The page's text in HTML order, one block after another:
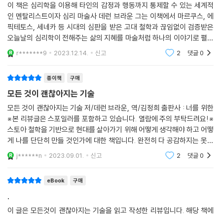
데런 브라운 역시 매일 아침 딱 5분 동안 그날 할 일, 자기 자신을 실망시킬
만한 일, 겪게될지 모르는 곤란한 상황을 머릿속에 그려보라고 권한다. ‘오
늘 스스로 실망스럽고 후회할 행동을 할 만한 위험이 있는가?’ ‘머릿속으로
미리 연습해서 그때 쉽게 적용할 수 있는 대안은 무엇인가?’ 예측 명상은
우리가 흔히 명상이라고 알고 있는 마음 챙김 명상을 수용하면서 열린 마
음으로 그날 하루를 짐작해보는 시간이다. 이 시간은 매일매일 반복되는
스트레스와 불 안한 감정을 줄이고, ‘나 자신’과 ‘나의 이야기 틀’을 알게 도
와줄 것이다.
마르쿠스는 “다른 사람이 무슨 생각을 하는지 몰라서 불행해지는 사람은
없다. 하지만 우리가 스스로 무슨 생각을 하는지 모르면 반드시 불행해진
다”고 조언을 건네기도 했다. 그만큼 우리 자신의 생각, 즉 ‘나의 이야기
틀’이 중요하다는 이야기다. 이 책 『모든 것이 괜찮아지는 기술』 을 통해 우
한 삶 에서 정말 모든 것이 괜찮아지는 마법의 순간을 마주할 수 있을 것이
이 책은 심리학을 이용해 타인의 감정과 행동까지 통제할 수 있는 세계적
인 멘탈리스트이자 심리 마술사 데런 브라운 그는 이책에서 마르쿠스, 에
픽테토스, 세네카 등 시대의 심판을 받은 고대 철학과 끊임없이 검증받은
오늘날의 심리학이 전해주는 삶의 지혜를 마술처럼 하나의 이야기로 펼쳐
보인다.특히, 불안·분노·스트레스에 휘둘리지 않는 방법으로, 저자권을 강
조한다. 우리가 삶
r*******9 2023.12.14. 신고 2 댓글0
종이책 구매
모든 것이 괜찮아지는 기술
모든 것이 괜찮아지는 기술 저/데런 브라운, 역/김정희 출판사 : 너를 위한
※본 리뷰글은 스포일러를 포함하고 있습니다. 열람에 주의 부탁드려요!※
스토아 철학을 기반으로 현대를 살아가기 위해 어떻게 생각해야 하고 어떻
게 나를 단단히 만들 것인가에 대한 책입니다. 완전히 다 공감하지는 못했
지만 그래도 나쁜 사고로 흐를때 어떻게 차단하는지에 대한 기술을 연마받
는 느낌
j******n 2023.09.01. 신고 2 댓글0
eBook 구매
.
이 글은 모든것이 괜찮아지는 기술을 읽고 작성한 리뷰입니다. 해당 책에